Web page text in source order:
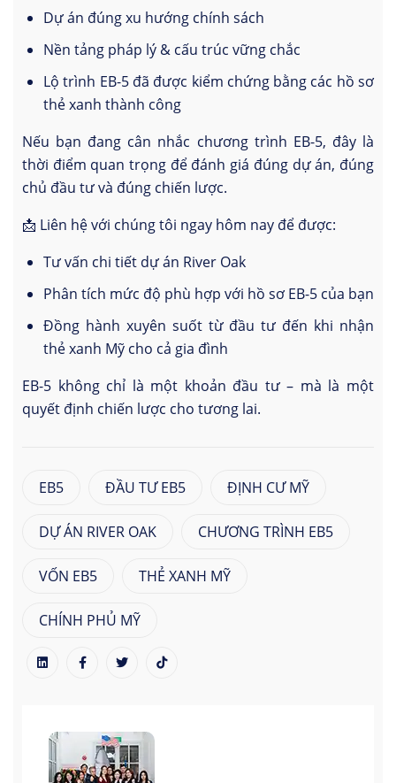
Dự án đúng xu hướng chính sách
Nền tảng pháp lý & cấu trúc vững chắc
Lộ trình EB-5 đã được kiểm chứng bằng các hồ sơ
thẻ xanh thành công
Nếu bạn đang cân nhắc chương trình EB-5, đây là
thời điểm quan trọng để đánh giá đúng dự án, đúng
chủ đầu tư và đúng chiến lược.
📩 Liên hệ với chúng tôi ngay hôm nay để được:
Tư vấn chi tiết dự án River Oak
Phân tích mức độ phù hợp với hồ sơ EB-5 của bạn
Đồng hành xuyên suốt từ đầu tư đến khi nhận
thẻ xanh Mỹ cho cả gia đình
EB-5 không chỉ là một khoản đầu tư – mà là một
quyết định chiến lược cho tương lai.
EB5 ĐẦU TƯ EB5 ĐỊNH CƯ MỸ
DỰ ÁN RIVER OAK CHƯƠNG TRÌNH EB5
VỐN EB5 THẺ XANH MỸ
CHÍNH PHỦ MỸ